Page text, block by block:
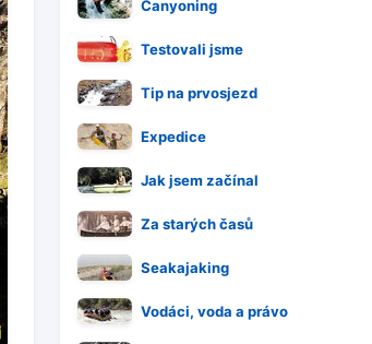
Canyoning
Testovali jsme
Tip na prvosjezd
Expedice
Jak jsem začínal
Za starých časů
Seakajaking
Vodáci, voda a právo